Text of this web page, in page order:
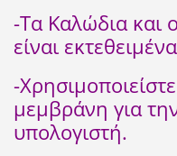
-Τα Καλώδια και
είναι
-
μεμβράνη για
υπολογιστή.